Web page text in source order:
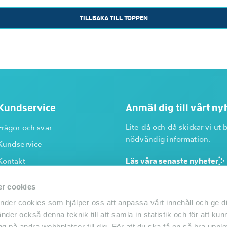
cookies
cookies som hjälper oss att anpassa vårt innehåll och ge
också denna teknik till att samla in statistik och för att
TILLBAKA TILL TOPPEN
och svar
Policy
Anmäl dig till vårt
Lite då och då skickar vi ut
nödvändig information.
Läs våra senaste nyheter